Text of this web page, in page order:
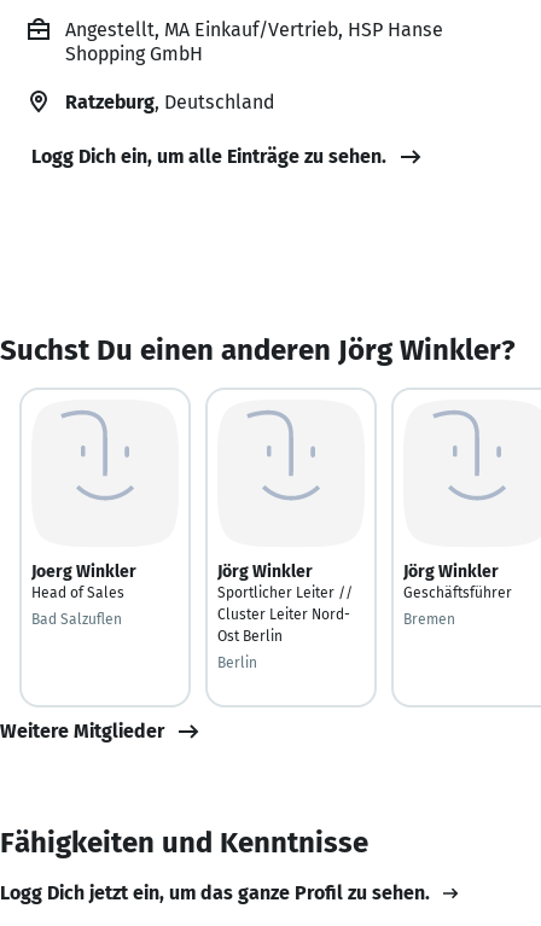
Angestellt, MA Einkauf/Vertrieb, HSP Hanse
Shopping GmbH
Ratzeburg, Deutschland
Logg Dich ein, um alle Einträge zu sehen.
Suchst Du einen anderen Jörg Winkler?
Joerg Winkler
Head of Sales
Bad Salzuflen
Jörg Winkler
Sportlicher Leiter //
Cluster Leiter Nord-
Ost Berlin
Berlin
Jörg Winkler
Geschäftsführer
Bremen
Weitere Mitglieder
Fähigkeiten und Kenntnisse
Logg Dich jetzt ein, um das ganze Profil zu sehen.